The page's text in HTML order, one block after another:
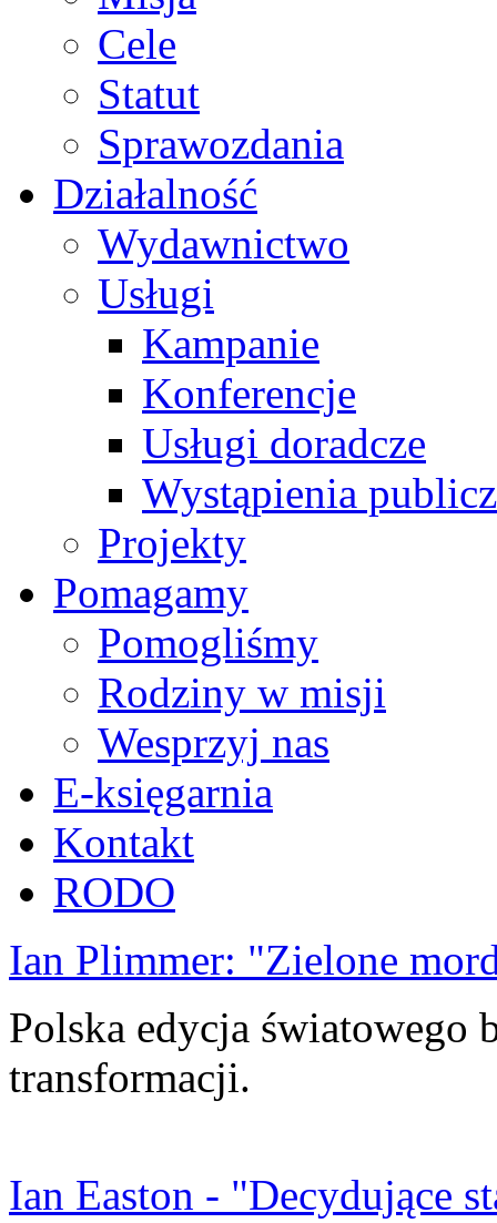
Cele
Statut
Sprawozdania
Działalność
Wydawnictwo
Usługi
Kampanie
Konferencje
Usługi doradcze
Wystąpienia
Projekty
Pomagamy
Pomogliśmy
Rodziny w misji
Wesprzyj nas
E-księgarnia
Kontakt
RODO
Ian Plimmer: "Zielone
Polska edycja światowego
transformacji.
Ian Easton - "Decydujące